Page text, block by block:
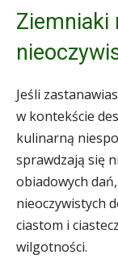
Ziemniaki
Jeśli
w kontekście
kulinarną
sprawdzają się
obiadowych
nieoczywistych
ciastom i
wilgotności.